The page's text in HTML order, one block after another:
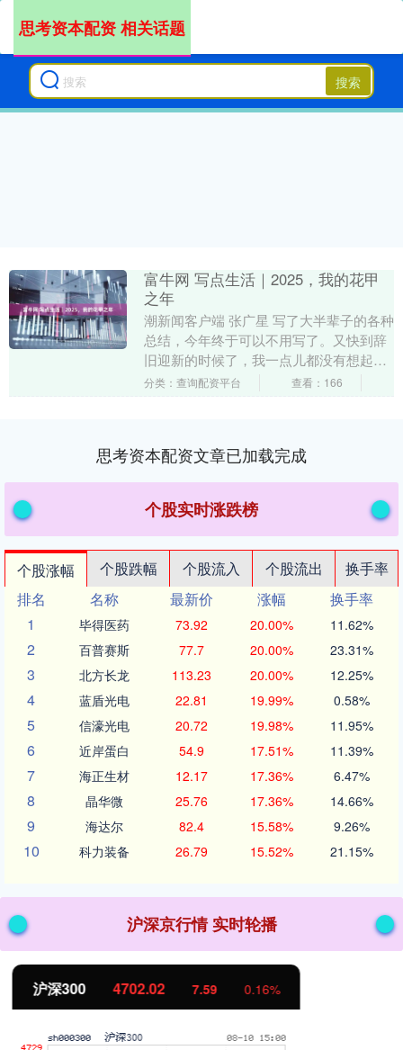
搜索
思考资本配资 相关话题
富牛网 写点生活｜2025，我的花甲
之年
潮新闻客户端 张广星 写了大半辈子的各种
总结，今年终于可以不用写了。又快到辞
旧迎新的时候了，我一点儿都没有想起要
为自己总结下即将过去的一年，并展望和
分类：查询配资平台 查看：166
思考资本配资文章已加载完成
个股实时涨跌榜
个股涨幅 个股跌幅 个股流入 个股流出
换手率
排名
名称 最新价 涨幅
换手率
1
毕得医药 73.92 20.00% 11.62%
2 百普赛斯 77.7 20.00% 23.31%
3 北方长龙 113.23 20.00% 12.25%
4 蓝盾光电 22.81 19.99% 0.58%
5 信濠光电 20.72 19.98% 11.95%
6 近岸蛋白 54.9 17.51% 11.39%
7 海正生材 12.17 17.36% 6.47%
8 晶华微 25.76 17.36% 14.66%
9 海达尔 82.4 15.58% 9.26%
10 科力装备 26.79 15.52% 21.15%
沪深京行情 实时轮播
北证50 1122.88 -11.37